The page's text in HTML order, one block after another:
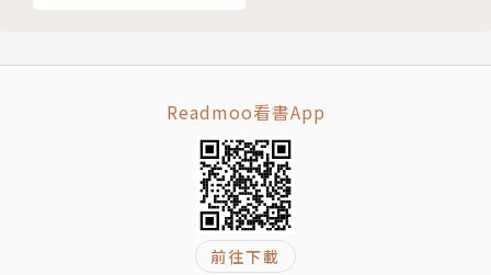
Readmoo看書App
前往下載